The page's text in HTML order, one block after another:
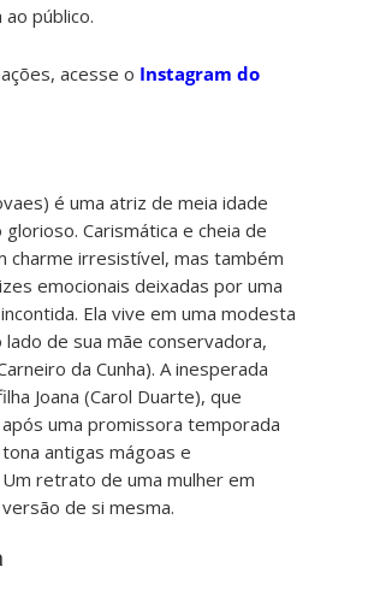
público.
acesse o Instagram do
é uma atriz de meia idade
Carismática e cheia de
charme irresistível, mas também
emocionais deixadas por uma
Ela vive em uma modesta
lado de sua mãe conservadora,
da Cunha). A inesperada
Joana (Carol Duarte), que
uma promissora temporada
antigas mágoas e
retrato de uma mulher em
de si mesma.